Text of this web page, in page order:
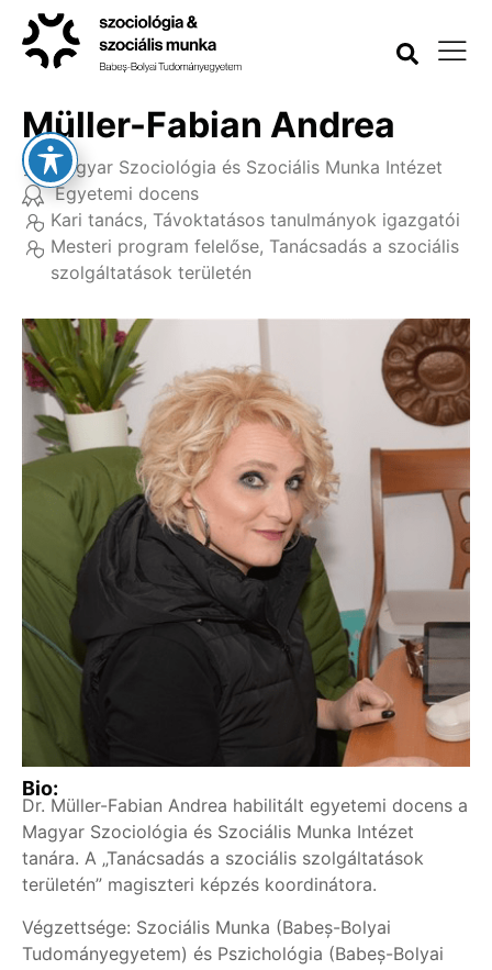
Müller-Fabian Andrea
Magyar Szociológia és Szociális Munka Intézet
Egyetemi docens
Kari tanács, Távoktatásos tanulmányok igazgatói
Mesteri program felelőse, Tanácsadás a szociális
szolgáltatások területén
Bio:
Dr. Müller-Fabian Andrea habilitált egyetemi docens a
Magyar Szociológia és Szociális Munka Intézet
tanára. A „Tanácsadás a szociális szolgáltatások
területén” magiszteri képzés koordinátora.
Végzettsége: Szociális Munka (Babeș-Bolyai
Tudományegyetem) és Pszichológia (Babeș-Bolyai